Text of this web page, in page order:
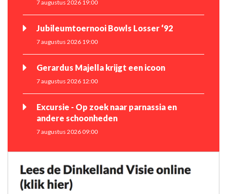
7 augustus 2026 19:00
Jubileumtoernooi Bowls Losser ‘92
7 augustus 2026 19:00
Gerardus Majella krijgt een icoon
7 augustus 2026 12:00
Excursie - Op zoek naar parnassia en
andere schoonheden
7 augustus 2026 09:00